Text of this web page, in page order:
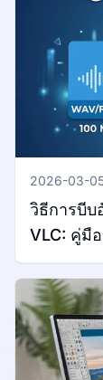
2026-03-
วิธีการบีบ
VLC: คู่มื
Mac